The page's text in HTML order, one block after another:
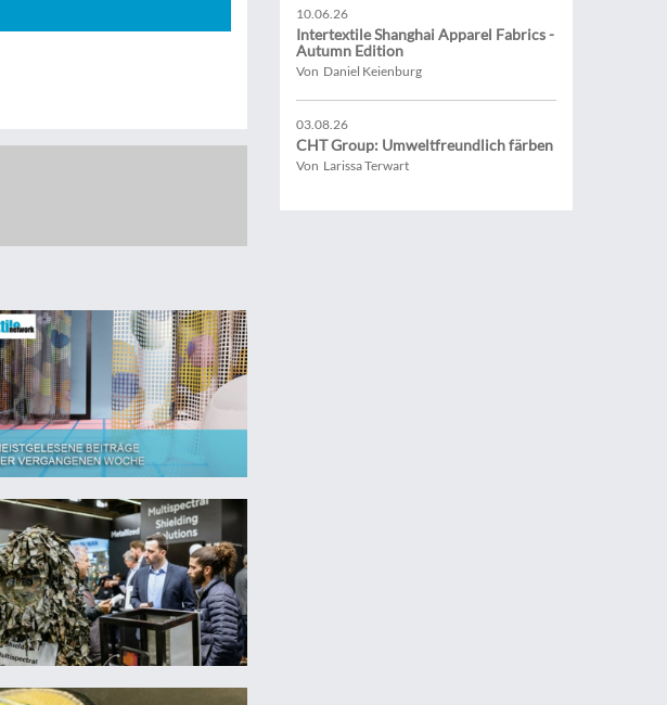
10.06.26
Intertextile Shanghai Apparel Fabrics -
Autumn Edition
Von Daniel Keienburg
03.08.26
CHT Group: Umweltfreundlich färben
Von Larissa Terwart